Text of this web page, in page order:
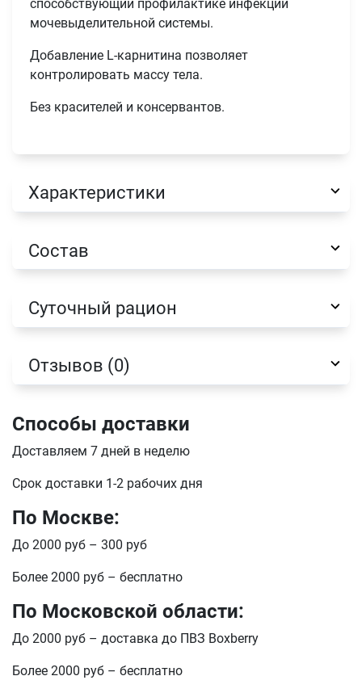
способствующий профилактике инфекций
мочевыделительной системы.
Добавление L-карнитина позволяет
контролировать массу тела.
Без красителей и консервантов.
Характеристики
Состав
Суточный рацион
Отзывов (0)
Способы доставки
Доставляем 7 дней в неделю
Срок доставки 1-2 рабочих дня
По Москве:
До 2000 руб – 300 руб
Более 2000 руб – бесплатно
По Московской области:
До 2000 руб – доставка до ПВЗ Boxberry
Более 2000 руб – бесплатно
отправить